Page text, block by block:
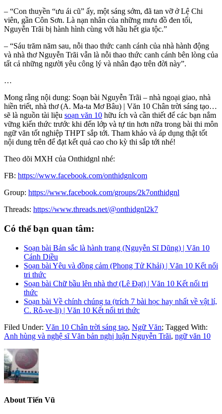
– “Con thuyền “ưu ái cũ” ấy, một sáng sớm, đã tan vỡ ở Lệ Chi
viên, gần Côn Sơn. Là nạn nhân của những mưu đồ đen tối,
Nguyễn Trãi bị hành hình cùng với hầu hết gia tộc.”
– “Sáu trăm năm sau, nỗi thao thức canh cánh của nhà hành động
và nhà thơ Nguyễn Trãi vẫn là nỗi thao thức canh cánh bên lòng của
tất cả những người yêu công lý và nhân đạo trên đời này”.
…
Mong rằng nội dung: Soạn bài Nguyễn Trãi – nhà ngoại giao, nhà
hiền triết, nhà thơ (A. Ma-ta Mơ Bâu) | Văn 10 Chân trời sáng tạo…
sẽ là nguồn tài liệu soạn văn 10 hữu ích và cần thiết để các bạn nắm
vững kiến thức trước khi đến lớp và tự tin hơn nữa trong bài thi môn
ngữ văn tốt nghiệp THPT sắp tới. Tham khảo và áp dụng thật tốt
nội dung trên để đạt kết quả cao cho kỳ thi sắp tới nhé!
Theo dõi MXH của Onthidgnl nhé:
FB: https://www.facebook.com/onthidgnlcom
Group: https://www.facebook.com/groups/2k7onthidgnl
Threads: https://www.threads.net/@onthidgnl2k7
Có thể bạn quan tâm:
Soạn bài Bản sắc là hành trang (Nguyễn Sĩ Dũng) | Văn 10
Cánh Diều
Soạn bài Yêu và đồng cảm (Phong Tử Khải) | Văn 10 Kết nối
tri thức
Soạn bài Chữ bầu lên nhà thơ (Lê Đạt) | Văn 10 Kết nối tri
thức
Soạn bài Về chính chúng ta (trích 7 bài học hay nhất về vật lí,
C. Rô-ve-li) | Văn 10 Kết nối tri thức
Filed Under: Văn 10 Chân trời sáng tạo, Ngữ Văn; Tagged With:
Anh hùng và nghệ sĩ Văn bản nghị luận Nguyễn Trãi, ngữ văn 10
About Tiến Vũ